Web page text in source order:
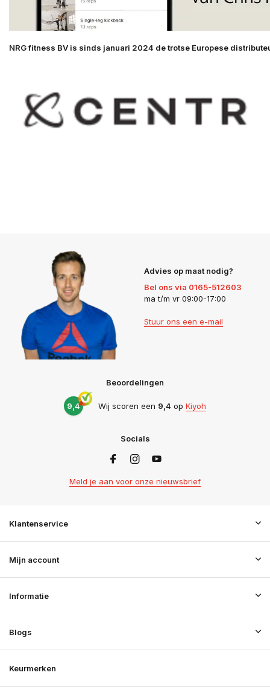
NRG fitness BV is sinds januari 2024 de trotse Europese
Advies op maat nodig?
Bel ons via 0165-512603
ma t/m vr 09:00-17:00
Stuur ons een e-mail
Beoordelingen
9,4 Wij scoren een 9,4 op Kiyoh
Socials
Meld je aan voor onze nieuwsbrief
Klantenservice
Mijn account
Informatie
Blogs
Keurmerken